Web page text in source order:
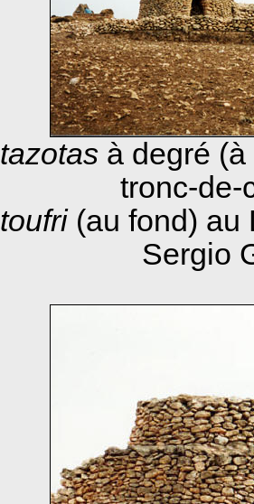
tazotas à degré
tronc-de-
toufri(au fond) au
Sergio